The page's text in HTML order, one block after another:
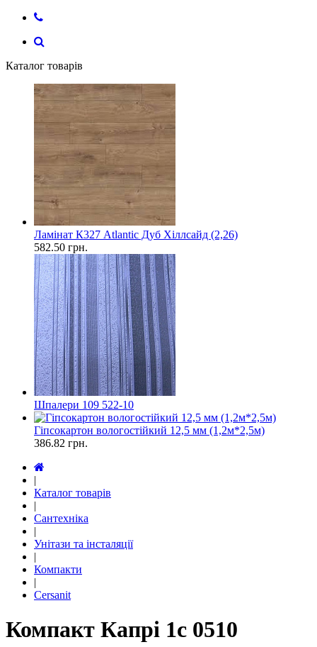
Каталог товарів
Ламінат К327 Atlantic Дуб Хіллсайд (2,26)
582.50 грн.
Шпалери 109 522-10
Гіпсокартон вологостійкий 12,5 мм (1,2м*2,5м)
386.82 грн.
|
Каталог товарів
|
Сантехніка
|
Унітази та інсталяції
|
Компакти
|
Cersanit
Компакт Капрі 1с 0510